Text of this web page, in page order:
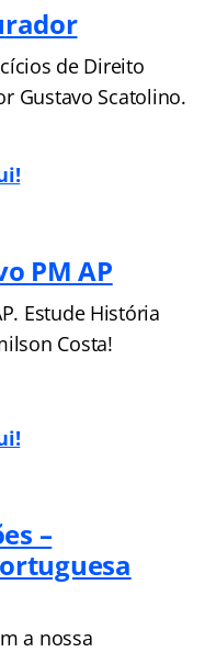
de Direito
Gustavo Scatolino.
PM AP
Estude História
Costa!
–
a nossa